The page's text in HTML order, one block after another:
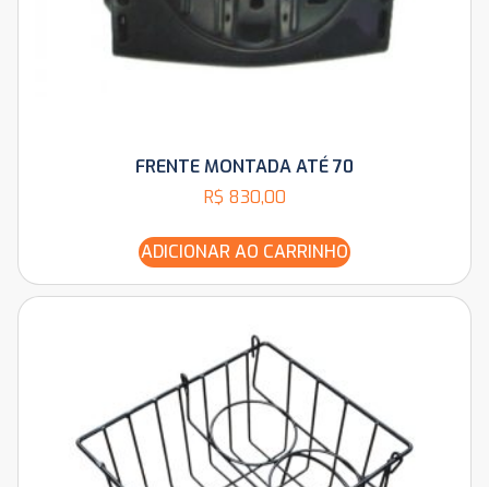
FRENTE MONTADA ATÉ 70
R$ 830,00
ADICIONAR AO CARRINHO